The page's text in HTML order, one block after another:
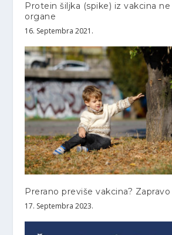
Protein šiljka (spike) iz vakcina
organe
16. Septembra 2021.
Prerano previše vakcina? Zapravo
17. Septembra 2023.